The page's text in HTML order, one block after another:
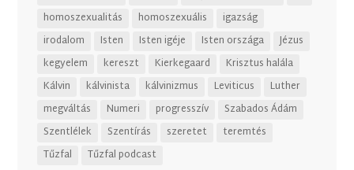
homoszexualitás
homoszexuális
igazság
irodalom
Isten Isten igéje Isten országa
Jézus
kegyelem
kereszt Kierkegaard
Krisztus halála
Kálvin
kálvinista kálvinizmus Leviticus
Luther
megváltás
Numeri progresszív
Szabados Ádám
Szentlélek
Szentírás szeretet
teremtés
Tűzfal
Tűzfal podcast